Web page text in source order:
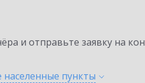
и отправьте заявку на
населенные пункты